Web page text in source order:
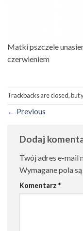
Matki pszczele
czerwieniem
Trackbacks are closed, but
← Previous
Dodaj
Twój adres e-mail
Wymagane pola
Komentarz *